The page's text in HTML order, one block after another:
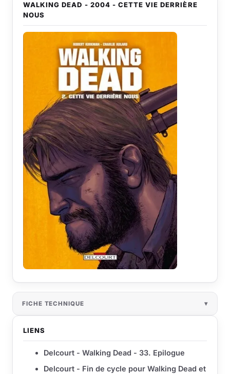
WALKING DEAD - 2004 - CETTE VIE DERRIÈRE
NOUS
FICHE TECHNIQUE
LIENS
Delcourt - Walking Dead - 33. Epilogue
Delcourt - Fin de cycle pour Walking Dead et